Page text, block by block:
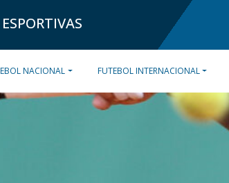
NACIONAL FUTEBOL INTERNACIONAL